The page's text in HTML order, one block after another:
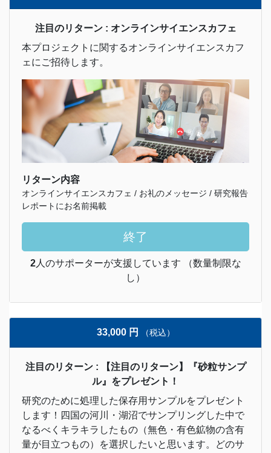
注目のリターン : オンラインサイエンスカフェ
本プロジェクトに関するオンラインサイエンスカフ
ェにご招待します。
リターン内容
オンラインサイエンスカフェ / お礼のメッセージ / 研究報告
レポートにお名前掲載
終了
2人のサポーターが支援しています （数量制限な
し）
33,000 円 （税込）
注目のリターン : 【注目のリターン】『砂粒サンプ
ル』をプレゼント！
研究のために処理した保存用サンプルをプレゼント
します！四国の河川・湖沼でサンプリングした中で
なるべくキラキラしたもの（無色・有色鉱物の含有
量が目立つもの）を選択したいと思います。どのサ